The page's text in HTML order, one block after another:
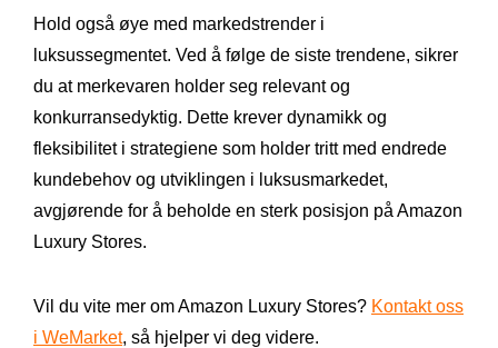
Hold også øye med markedstrender i
luksussegmentet. Ved å følge de siste trendene, sikrer
du at merkevaren holder seg relevant og
konkurransedyktig. Dette krever dynamikk og
fleksibilitet i strategiene som holder tritt med endrede
kundebehov og utviklingen i luksusmarkedet,
avgjørende for å beholde en sterk posisjon på Amazon
Luxury Stores.
Vil du vite mer om Amazon Luxury Stores? Kontakt oss
i WeMarket, så hjelper vi deg videre.